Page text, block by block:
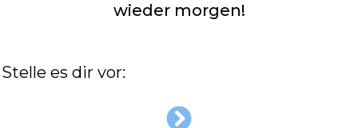
wieder morgen!
Stelle es dir vor: